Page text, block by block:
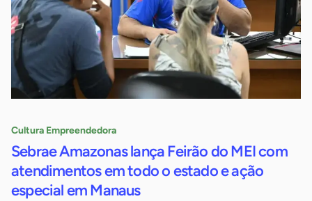
Cultura Empreendedora
Sebrae Amazonas lança Feirão do MEI com
atendimentos em todo o estado e ação
especial em Manaus